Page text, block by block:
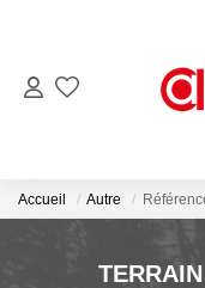
Accueil Autre